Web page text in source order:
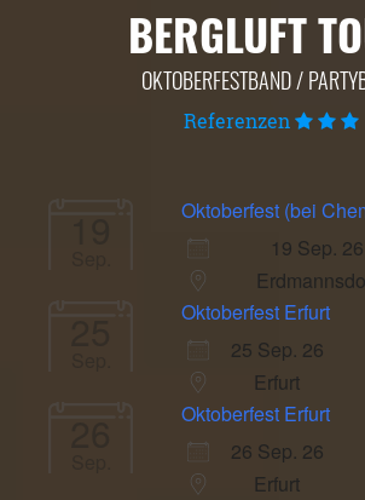
BERGLUFT
OKTOBERFESTBAND /
Referenzen
19
Oktoberfest (bei
19 Sep. 26
25
Oktoberfest Erfurt
25 Sep. 26
Erfurt
26
Oktoberfest Erfurt
26 Sep. 26
Erfurt